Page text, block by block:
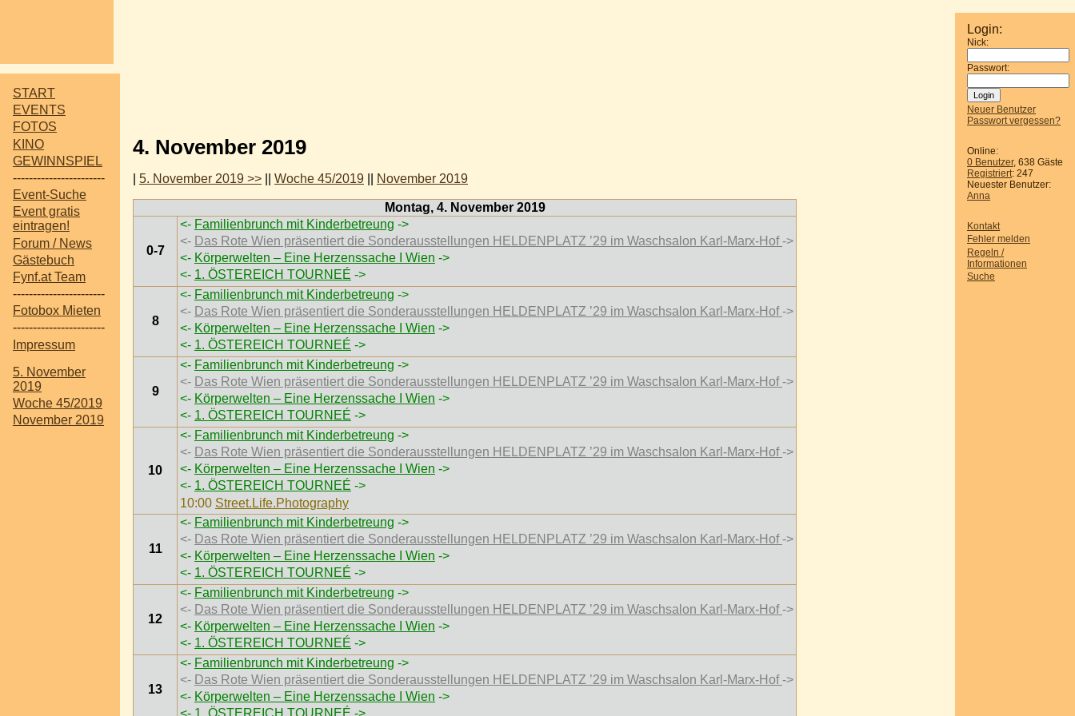
START
EVENTS
FOTOS
KINO
GEWINNSPIEL
-----------------------
Event-Suche
Event gratis
eintragen!
Forum / News
Gästebuch
Fynf.at Team
-----------------------
Fotobox Mieten
-----------------------
Impressum
5. November
2019
Woche 45/2019
November 2019
Login:
Nick:
Passwort:
Neuer Benutzer
Passwort vergessen?
Online:
0 Benutzer, 638 Gäste
Registriert: 247
Neuester Benutzer:
Anna
Kontakt
Fehler melden
Regeln /
Informationen
Suche
4. November 2019
5. November 2019 >> Woche 45/2019 November 2019
Montag, 4. November 2019
0-7
<- Familienbrunch mit Kinderbetreung ->
<- Das Rote Wien präsentiert die Sonderausstellungen HELDENPLATZ ’29 im Waschsalon Karl-Marx-Hof->
<- Körperwelten – Eine Herzenssache I Wien ->
<- 1. ÖSTEREICH TOURNEÉ ->
8
<- Familienbrunch mit Kinderbetreung ->
<- Das Rote Wien präsentiert die Sonderausstellungen HELDENPLATZ ’29 im Waschsalon Karl-Marx-Hof->
<- Körperwelten – Eine Herzenssache I Wien ->
<- 1. ÖSTEREICH TOURNEÉ ->
9
<- Familienbrunch mit Kinderbetreung ->
<- Das Rote Wien präsentiert die Sonderausstellungen HELDENPLATZ ’29 im Waschsalon Karl-Marx-Hof->
<- Körperwelten – Eine Herzenssache I Wien ->
<- 1. ÖSTEREICH TOURNEÉ ->
10
<- Familienbrunch mit Kinderbetreung ->
<- Das Rote Wien präsentiert die Sonderausstellungen HELDENPLATZ ’29 im Waschsalon Karl-Marx-Hof->
<- Körperwelten – Eine Herzenssache I Wien ->
<- 1. ÖSTEREICH TOURNEÉ ->
10:00 Street.Life.Photography
11
<- Familienbrunch mit Kinderbetreung ->
<- Das Rote Wien präsentiert die Sonderausstellungen HELDENPLATZ ’29 im Waschsalon Karl-Marx-Hof->
<- Körperwelten – Eine Herzenssache I Wien ->
<- 1. ÖSTEREICH TOURNEÉ ->
12
<- Familienbrunch mit Kinderbetreung ->
<- Das Rote Wien präsentiert die Sonderausstellungen HELDENPLATZ ’29 im Waschsalon Karl-Marx-Hof->
<- Körperwelten – Eine Herzenssache I Wien ->
<- 1. ÖSTEREICH TOURNEÉ ->
13
<- Familienbrunch mit Kinderbetreung ->
<- Das Rote Wien präsentiert die Sonderausstellungen HELDENPLATZ ’29 im Waschsalon Karl-Marx-Hof->
<- Körperwelten – Eine Herzenssache I Wien ->